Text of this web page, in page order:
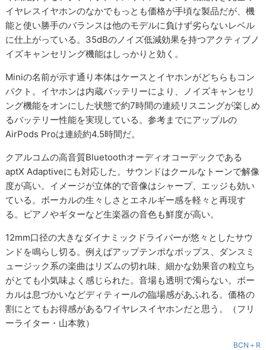
イヤレスイヤホンのなかでもっとも価格が手頃な製品だが、機
能と使い勝手のバランスは他のモデルに負けず劣らないレベル
に仕上がっている。35dBのノイズ低減効果を持つアクティブノ
イズキャンセリング機能はしっかりと効く。
Miniの名前が示す通り本体はケースとイヤホンがどちらもコン
パクト。イヤホンは内蔵バッテリーにより、ノイズキャンセリ
ング機能をオンにした状態で約7時間の連続リスニングが楽しめ
るバッテリー性能を実現している。参考までにアップルの
AirPods Proは連続約4.5時間だ。
クアルコムの高音質Bluetoothオーディオコーデックである
aptX Adaptiveにも対応した。サウンドはクールなトーンで解像
度が高い。イメージが立体的で音像はシャープ、エッジも効い
ている。ボーカルの生々しさとエネルギー感を軽々と再現す
る。ピアノやギターなど生楽器の音色も鮮度が高い。
12mm口径の大きなダイナミックドライバーが悠々としたサウ
ンドを鳴らし切る。例えばアップテンポなポップス、ダンスミ
ュージック系の楽曲はリズムの切れ味、細かな効果音の粒立ち
がとても小気味よく感じられた。音場も透明で濁らない。ボー
カルは息づかいなどディティールの臨場感があふれる。価格の
割にとてもお得感があるワイヤレスイヤホンだと思う。（フリ
ーライター・山本敦）
BCN＋R